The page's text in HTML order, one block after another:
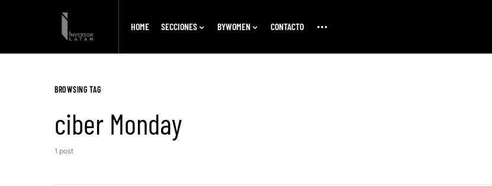
HOME SECCIONES BYWOMEN CONTACTO
BROWSING TAG
ciber Monday
1 post